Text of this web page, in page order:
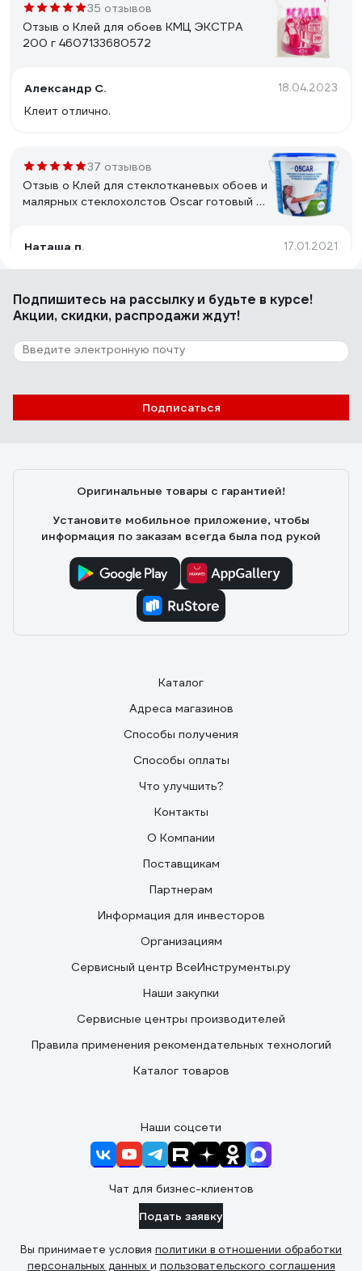
35 отзывов
Отзыв о Клей для обоев КМЦ ЭКСТРА
200 г 4607133680572
Александр С. 18.04.2023
Клеит отлично.
37 отзывов
Отзыв о Клей для стеклотканевых обоев и
малярных стеклохолстов Oscar готовый к
Наташа п.
17.01.2021
Можно разводитьь
15 отзывов
Отзыв о Готовый клей для стеклообоев
Kesto MASTER DECO 10 кг 80645
Подпишитесь на рассылкуи будьте в курсе!
Акции, скидки, распродажи ждут!
Подписаться
Оригинальные товары с гарантией!
Установите мобильное приложение, чтобы
информация по заказам всегда была под рукой
Каталог
Адреса магазинов
Способы получения
Способы оплаты
Что улучшить?
Контакты
О Компании
Поставщикам
Партнерам
Информация для инвесторов
Организациям
Сервисный центр ВсеИнструменты.ру
Наши закупки
Сервисные центры производителей
Правила применения рекомендательных технологий
Каталог товаров
Наши соцсети
Чат для бизнес-клиентов
Подать заявку
Вы принимаете условия политики в отношении обработки
персональных данных и пользовательского соглашения